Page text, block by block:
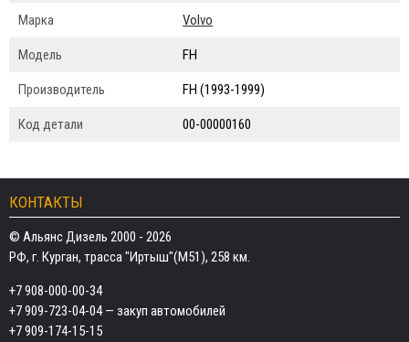
Марка Volvo
Модель FH
Производитель FH (1993-1999)
Код детали 00-00000160
КОНТАКТЫ
© Альянс Дизель 2000 - 2026
РФ, г. Курган, трасса "Иртыш"(М51), 258 км.
+7 908-000-00-34
+7 909-723-04-04— закуп автомобилей
+7 909-174-15-15